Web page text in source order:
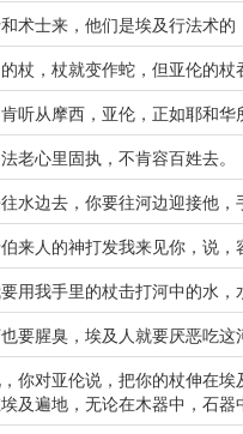
术士来，他们是埃及行法术的
杖，杖就变作蛇，但亚伦的杖
听从摩西，亚伦，正如耶和华
老心里固执，不肯容百姓去。
水边去，你要往河边迎接他，
来人的神打发我来见你，说
用我手里的杖击打河中的水，
要腥臭，埃及人就要厌恶吃这
你对亚伦说，把你的杖伸在
及遍地，无论在木器中，石器